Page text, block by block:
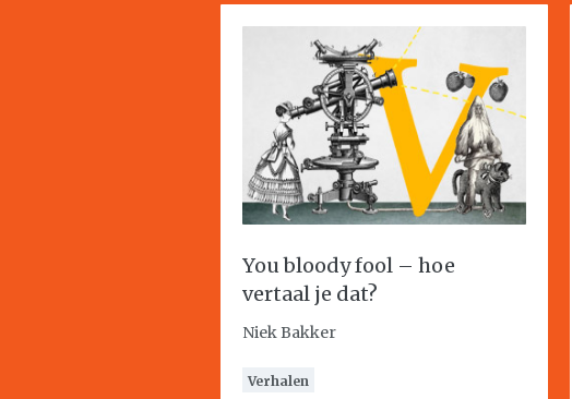
You bloody fool – hoe
vertaal je dat?
Niek Bakker
Verhalen